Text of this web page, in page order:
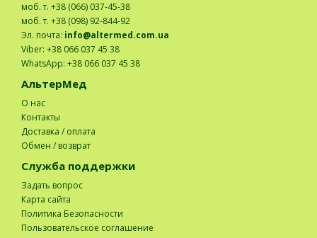
моб. т. +38 (066) 037-45-38
моб. т. +38 (098) 92-844-92
Эл. почта: info@altermed.com.ua
Viber: +38 066 037 45 38
WhatsApp: +38 066 037 45 38
АльтерМед
О нас
Контакты
Доставка / оплата
Обмен / возврат
Служба поддержки
Задать вопрос
Карта сайта
Политика Безопасности
Пользовательское соглашение